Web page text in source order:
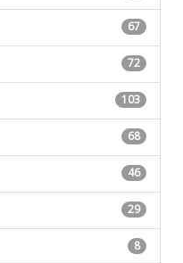
67
72
103
68
46
29
8